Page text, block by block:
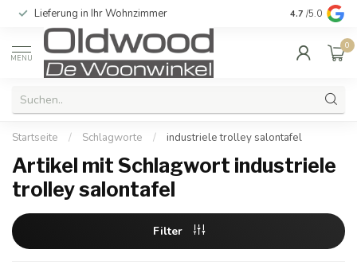
Lieferung in Ihr Wohnzimmer Qualität und
4.7 /5.0
MENU
0
Startseite / Schlagworte / industriele trolley salontafel
Artikel mit Schlagwort industriele
trolley salontafel
Filter